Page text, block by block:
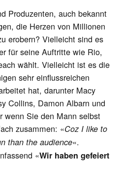
Produzenten, auch bekannt
die Herzen von Millionen
erobern? Vielleicht sind es
für seine Auftritte wie Rio,
wählt. Vielleicht ist es die
sehr einflussreichen
hat, darunter Macy
Collins, Damon Albarn und
wenn Sie den Mann selbst
zusammen: «Coz I like to
than the audience«.
«Wir haben gefeiert